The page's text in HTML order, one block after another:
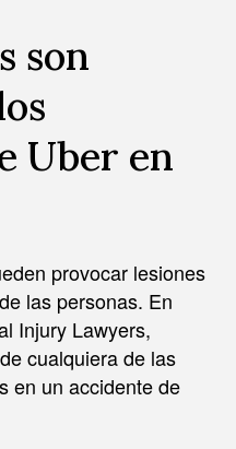
son
Uber en
provocar lesiones
las personas. En
Injury Lawyers,
cualquiera de las
en un accidente de